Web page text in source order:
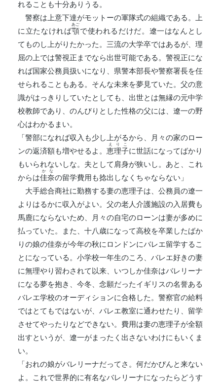
れることも十分ありうる。
警察は上意下達がモットーの軍隊式の組織である。上
に立たなければ顎
あご
で使われるだけだ。遼一はなんとし
てものし上がりたかった。三流の大学卒ではあるが、理
屈の上では警視正までなら出世可能である。警視正にな
れば国家公務員扱いになり、県警本部長や警察署長を任
せられることもある。そんな未来を夢見ていた。父の意
識がはっきりしていたとしても、出世とは無縁の元中学
校教師であり、のんびりとした性格の父には、遼一の野
心はわかるまい。
「警部になれば収入も少し上がるから、月々の家のロー
ンの返済額も増やせるよ。恵理子
えりこ
に世話になってばかり
もいられないしな。夫として肩身が狭いし。あと、これ
からは佳奈
かな
の留学費用も捻出しなくちゃならない」
大手総合商社に勤務する妻の恵理子は、公務員の遼一
よりはるかに収入がよい。父の老人介護施設の入居費も
馬鹿にならないため、月々の自宅のローンは妻が多めに
払っていた。また、十八歳になって高校を卒業したばか
りの娘の佳奈が今年の秋にロンドンにバレエ留学するこ
とになっている。小学校一年生のころ、バレエ好きの妻
に無理やり習わされて以来、いつしか佳奈はバレリーナ
になる夢を抱き、今冬、念願だったイギリスの名誉ある
バレエ学校のオーディションに合格した。警察官の給料
ではとてもではないが、バレエ教室に通わせたり、留学
させてやったりなどできない。費用は妻の恵理子が全額
出すというが、遼一がまったく出さないわけにもいくま
い。
「おれの娘がバレリーナだってさ。何だかぴんと来ない
よ。これで世界的に有名なバレリーナになったらどうす